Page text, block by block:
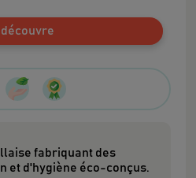
fabriquant des
et d'hygiène éco-conçus.